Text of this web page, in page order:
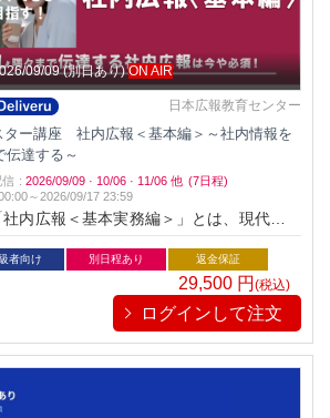
09/09 (別日あり) ON AIR
日本広報教育センター
ター講座 社内広報＜基本編＞～社内情報を
伝達する～
信 : 2026/09/09 · 10/06 · 11/06 他 (7日程)
～2026/09/17 23:59
内広報＜基本実務編＞」とは、現代の企
社内広報の基本を押さえるとともに最新
な展開方法をわかりやすく解説する講座で
どのツールに加え新しいツールを知り、社
コミュニケーション手法を学ぶことで、す
になります。社内広報は企業が社員に対し
るために実施する広報活動です。社内の
を円滑にするための必要不可欠な手法で
機能させることで、より社員としての意識
の一員としての行動を促します。企業と社
者向け 別日程あり 返金保証
29,500 円 (税込)
ログインして注文